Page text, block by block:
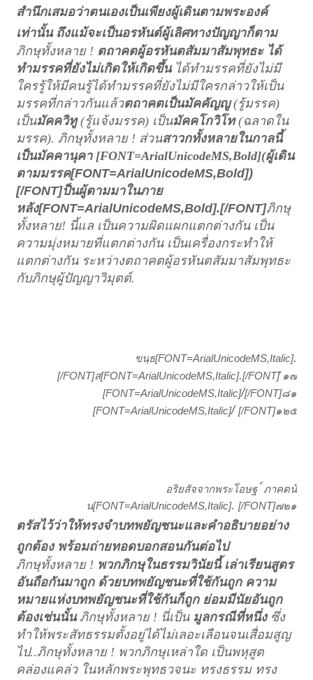
สำนึกเสมอว่าตนเองเป็นเพียงผู้เดินตามพระองค์
เท่านั้น ถึงแม้จะเป็นอรหันต์ผู้เลิศทางปัญญาก็ตาม
ภิกษุทั้งหลาย ! ตถาคตผู้อรหันตสัมมาสัมพุทธะ ได้
ทำมรรคที่ยังไม่เกิดให้เกิดขึ้น ได้ทำมรรคที่ยังไม่มี
ใครรู้ให้มีคนรู้ได้ทำมรรคที่ยังไม่มีใครกล่าวให้เป็น
มรรคที่กล่าวกันแล้วตถาคตเป็นมัคคัญญู(รู้มรรค)
เป็นมัคควิทู(รู้แจ้งมรรค) เป็นมัคคโกวิโท(ฉลาดใน
มรรค). ภิกษุทั้งหลาย ! ส่วนสาวกทั้งหลายในกาลนี้
เป็นมัคคานุคา [FONT=ArialUnicodeMS,Bold](ผู้เดิน
ตามมรรค[FONT=ArialUnicodeMS,Bold])
[/FONT]ป็นผู้ตามมาในภาย
หลัง[FONT=ArialUnicodeMS,Bold].[/FONT]ภิกษุ
ทั้งหลาย! นี้แล เป็นความผิดแผกแตกต่างกัน เป็น
ความมุ่งหมายที่แตกต่างกัน เป็นเครื่องกระทำให้
แตกต่างกัน ระหว่างตถาคตผู้อรหันตสัมมาสัมพุทธะ
กับภิกษุผู้ปัญญาวิมุตต์.
ขนฺธ[FONT=ArialUnicodeMS,Italic].
[/FONT]ส[FONT=ArialUnicodeMS,Italic].[/FONT]ํ ๑๗
[FONT=ArialUnicodeMS,Italic]/[/FONT]๘๑
[FONT=ArialUnicodeMS,Italic]/[/FONT]๑๒๕
อริยสัจจากพระโอษฐ ์ ภาคตน้
น[FONT=ArialUnicodeMS,Italic]. [/FONT]๗๒๑
ตรัสไว้ว่าให้ทรงจำบทพยัญชนะและคำอธิบายอย่าง
ถูกต้อง พร้อมถ่ายทอดบอกสอนกันต่อไป
ภิกษุทั้งหลาย ! พวกภิกษุในธรรมวินัยนี้ เล่าเรียนสูตร
อันถือกันมาถูก ด้วยบทพยัญชนะที่ใช้กันถูก ความ
หมายแห่งบทพยัญชนะที่ใช้กันก็ถูก ย่อมมีนัยอันถูก
ต้องเช่นนั้น ภิกษุทั้งหลาย ! นี่เป็น มูลกรณีที่หนึ่ง ซึ่ง
ทำให้พระสัทธรรมตั้งอยู่ได้ไม่เลอะเลือนจนเสื่อมสูญ
ไป..ภิกษุทั้งหลาย ! พวกภิกษุเหล่าใด เป็นพหุสูต
คล่องแคล่ว ในหลักพระพุทธวจนะ ทรงธรรม ทรง